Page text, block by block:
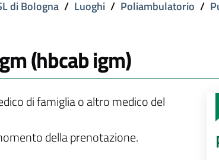
di Bologna / Luoghi / Poliambulatorio /
(hbcab igm)
di famiglia o altro medico del
della prenotazione.